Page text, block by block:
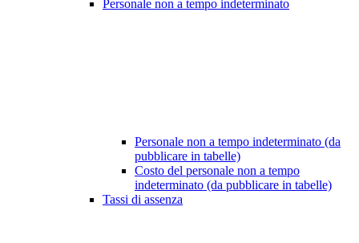
Personale non a tempo indeterminato
Personale non a tempo indeterminato (da
pubblicare in tabelle)
Costo del personale non a tempo
indeterminato (da pubblicare in tabelle)
Tassi di assenza